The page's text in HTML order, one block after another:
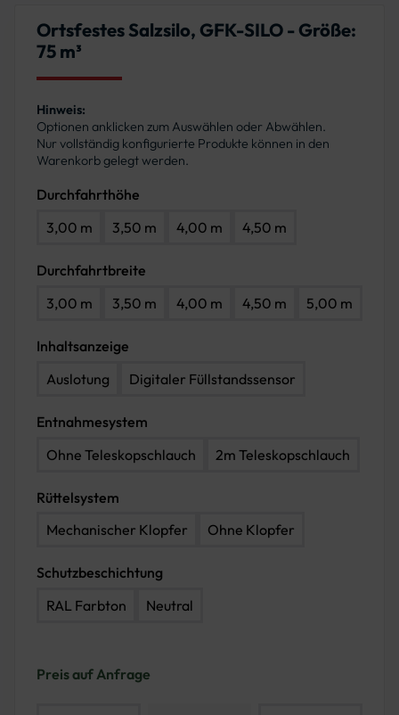
Ortsfestes Salzsilo, GFK-SILO - Größe:
75 m³
Hinweis:
Optionen anklicken zum Auswählen oder Abwählen.
Nur vollständig konfigurierte Produkte können in den
Warenkorb gelegt werden.
Durchfahrthöhe
3,00 m
3,50 m 4,00 m 4,50 m
Durchfahrtbreite
3,00 m
3,50 m 4,00 m 4,50 m 5,00 m
Inhaltsanzeige
Auslotung
Digitaler Füllstandssensor
Entnahmesystem
Ohne Teleskopschlauch
2m Teleskopschlauch
Rüttelsystem
Mechanischer Klopfer
Ohne Klopfer
Schutzbeschichtung
RAL Farbton
Neutral
Preis auf Anfrage